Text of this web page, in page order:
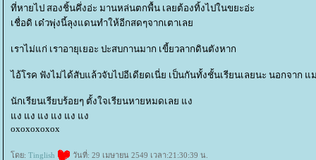
ที่หายไป สองชิ้นคึ่งอ่ะ มานหล่นตกพื้น เลยต้องทิ้งไปในขยะอ่ะ
เชื่อดิ เด๋วพุ่งนี้ลุงแดนทำให้อีกสดๆจากเตาเล
เราไม่แก่ เราอายุเยอะ ปะสบกานมาก เขี้ยวลากดินตังหาก
ไอ้โรค ฟังไม่ได้สับแล้วจับไปอีเดียดเนี่ย เป็นกันทั้งชั้นเรียนเลยนะ นอกจาก แ
นักเรียนเรียบร้อยๆ ตั้งใจเรียนหายหมดเลย แง
ง แง แง แง แง แง
oxoxoxoxox
ดย: Tinglish วันที่: 29 เมษายน 2549 เวลา:21:30:39 น.